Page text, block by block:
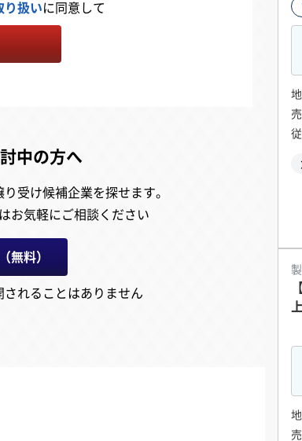
り扱いに同意して
中の方へ
受け候補企業を探せます。
お気軽にご相談ください
無料）
れることはありません